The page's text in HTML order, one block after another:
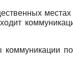
местах
коммуникации